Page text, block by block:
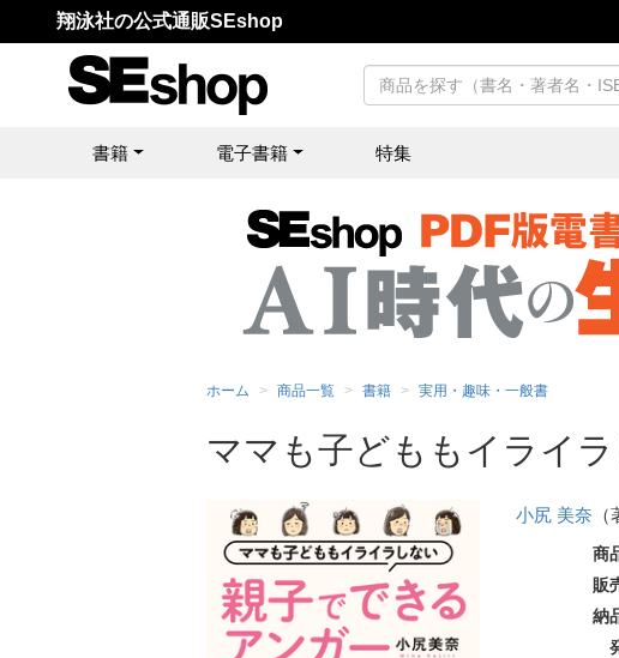
翔泳社の公式通販SEshop
書籍 電子書籍 特集
ホーム 商品一覧 書籍 実用・趣味・一般書
ママも子どももイライ
小尻 美奈 （
商
販
納